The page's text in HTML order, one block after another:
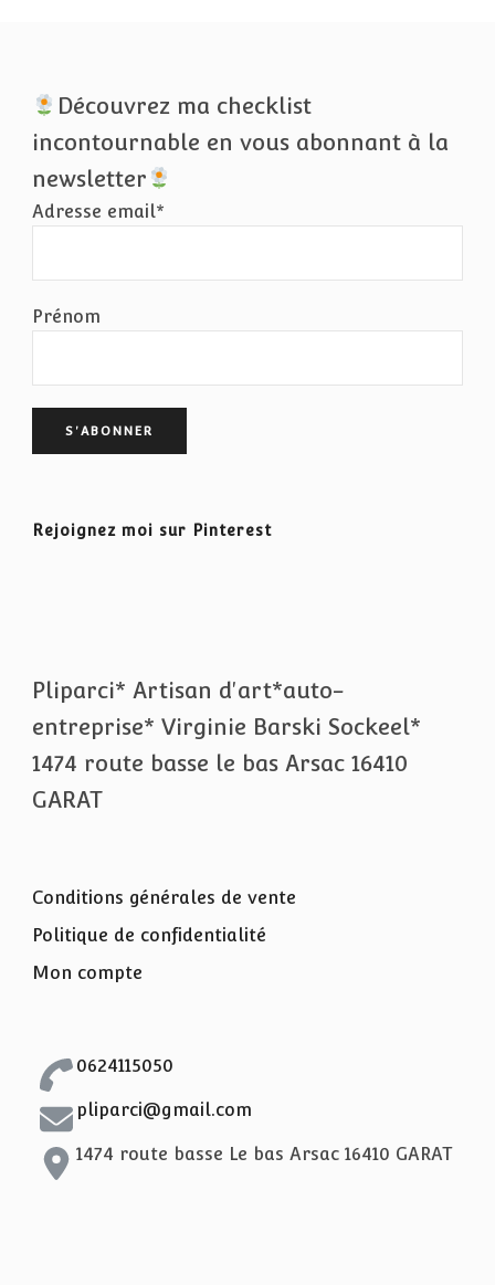
Découvrez ma checklist
incontournable en vous abonnant à la
newsletter
Adresse email*
Prénom
Rejoignez moi sur Pinterest
Pliparci* Artisan d'art*auto-
entreprise* Virginie Barski Sockeel*
1474 route basse le bas Arsac 16410
GARAT
Conditions générales de vente
Politique de confidentialité
Mon compte
0624115050
pliparci@gmail.com
1474 route basse Le bas Arsac 16410 GARAT